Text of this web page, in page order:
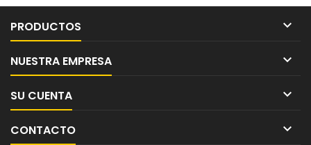
PRODUCTOS 
NUESTRA EMPRESA 
SU CUENTA 
CONTACTO 